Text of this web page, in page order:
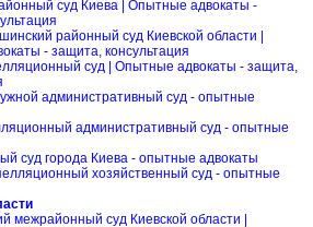
суд Киева | Опытные адвокаты -
районный суд Киевской области |
- защита, консультация
суд | Опытные адвокаты - защита,
административный суд - опытные
административный суд - опытные
суд города Киева - опытные адвокаты
хозяйственный суд - опытные
межрайонный суд Киевской области |